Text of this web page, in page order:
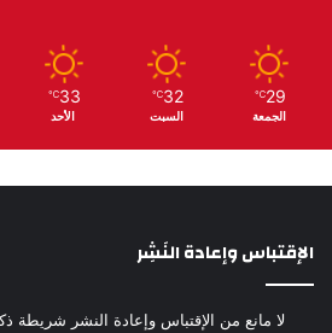
29
℃
الجمعة
32
℃
السبت
33
℃
الأحد
الإقتباس وإعادة النَشِر
لا مانع من الإقتباس وإعادة النشر شريطة